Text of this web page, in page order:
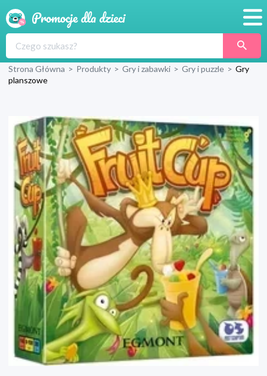
Produkty
Blog
Wyprawka
Strona Główna > Produkty > Gry i zabawki > Gry i puzzle > Gry
planszowe